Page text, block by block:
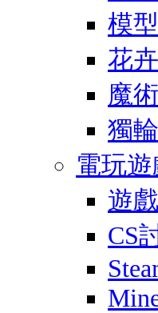
模
花
魔
獨
電玩遊
遊
CS